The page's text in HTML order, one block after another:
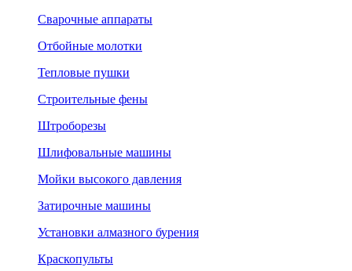
Сварочные аппараты
Отбойные молотки
Тепловые пушки
Строительные фены
Штроборезы
Шлифовальные машины
Мойки высокого давления
Затирочные машины
Установки алмазного бурения
Краскопульты